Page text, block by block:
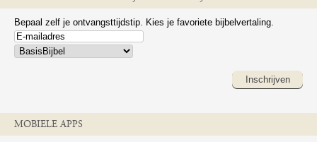
Bepaal zelf je ontvangsttijdstip. Kies je favoriete bijbelvertaling.
Inschrijven
MOBIELE APPS